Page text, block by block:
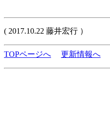
( 2017.10.22 藤井宏行 ）
TOPページへ 更新情報へ